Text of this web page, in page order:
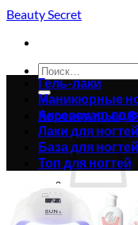
Skip
content
Beauty Secret
Искать:
Корзина /0.00₴
Корзина
Гель-лаки
Маникюрные
Аксессуары
Лаки для ногтей
База для ногтей
Топ для ногтей